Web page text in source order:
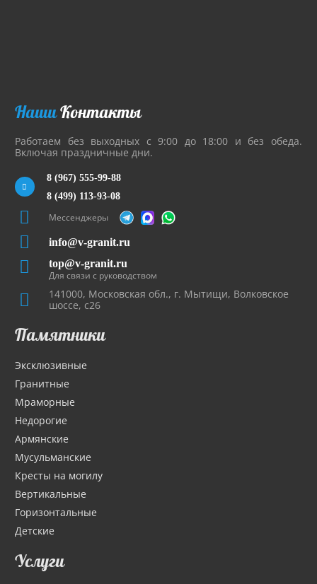
НашиКонтакты
Работаем без выходных с 9:00 до 18:00 и без обеда.
Включая праздничные дни.
8 (967) 555-99-88
8 (499) 113-93-08
Мессенджеры
info@v-granit.ru
top@v-granit.ru
Для связи с руководством
141000, Московская обл., г. Мытищи, Волковское
шоссе, с26
Памятники
Эксклюзивные
Гранитные
Мраморные
Недорогие
Армянские
Мусульманские
Кресты на могилу
Вертикальные
Горизонтальные
Детские
Услуги